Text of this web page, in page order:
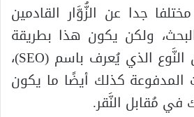
جدا عن الزُّوَّار القادمين
ولكن يكون هذا بطريقة
مجَّانيَّة، وذلك يكون النَّوع الذي يُعرف باسم (SEO)،
المدفوعة كذلك أيضًا ما يكون
في مُقابل النَّقر.